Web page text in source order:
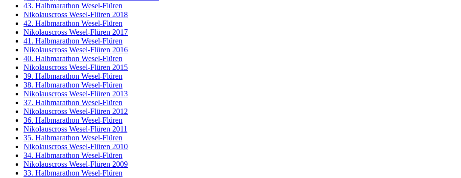
43. Halbmarathon Wesel-Flüren
Nikolauscross Wesel-Flüren 2018
42. Halbmarathon Wesel-Flüren
Nikolauscross Wesel-Flüren 2017
41. Halbmarathon Wesel-Flüren
Nikolauscross Wesel-Flüren 2016
40. Halbmarathon Wesel-Flüren
Nikolauscross Wesel-Flüren 2015
39. Halbmarathon Wesel-Flüren
38. Halbmarathon Wesel-Flüren
Nikolauscross Wesel-Flüren 2013
37. Halbmarathon Wesel-Flüren
Nikolauscross Wesel-Flüren 2012
36. Halbmarathon Wesel-Flüren
Nikolauscross Wesel-Flüren 2011
35. Halbmarathon Wesel-Flüren
Nikolauscross Wesel-Flüren 2010
34. Halbmarathon Wesel-Flüren
Nikolauscross Wesel-Flüren 2009
33. Halbmarathon Wesel-Flüren